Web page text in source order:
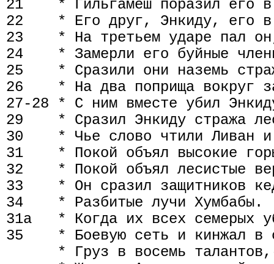
21    * Гильгамеш поразил его
22    * Его друг, Энкиду, его в
23    * На третьем ударе пал
24    * Замерли его буйные
25    * Сразили они наземь
26    * На два поприща вокруг
27-28 * С ним вместе убил
29    * Сразил Энкиду стража
30    * Чье слово чтили Ливан
31    * Покой объял высокие
32    * Покой объял лесистые
33    * Он сразил защитников
34    * Разбитые лучи Хумбабы.
31a   * Когда их всех семерых
35    * Боевую сеть и кинжал в
* Груз в восемь